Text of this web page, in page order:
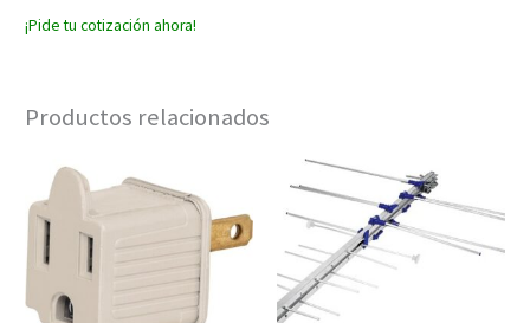
¡Pide tu cotización ahora!
Productos relacionados